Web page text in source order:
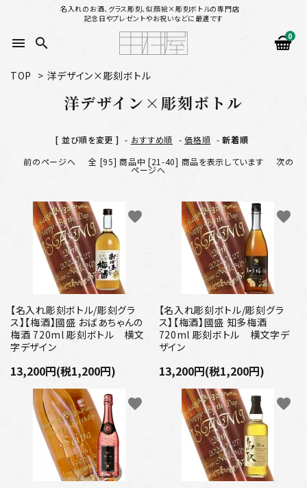
名入れのお酒、グラス彫刻、似顔絵×彫刻ボトルの専門店
記念日やプレゼントやお祝いなどに最適です
menu search 0
似顔絵から選ぶ
名入れ（縦書き）から選ぶ
名入れ（横書き）から選ぶ
配送方法
お支払方法
プライバシーポリシー
特定商取引法について
お問い合わせ
TOP > 洋デザイン×彫刻ボトル
洋デザイン×彫刻ボトル
[ 並び順を変更 ] - おすすめ順 -価格順 -新着順
前のページへ
全 [95] 商品中 [21-40] 商品を表示しています 次の
ページへ
【名入れ彫刻ボトル/彫刻グラ
ス】【梅酒】國盛 おばあちゃんの
梅酒 720ml 彫刻ボトル 横文
字デザイン
13,200円(税1,200円)
favorite
【名入れ彫刻ボトル/彫刻グラ
ス】【梅酒】國盛 知多梅酒
720ml 彫刻ボトル 横文字デ
ザイン
13,200円(税1,200円)
favorite
favorite favorite